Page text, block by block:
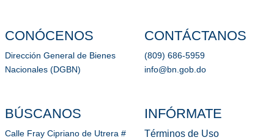
CONÓCENOS
Dirección General de Bienes
Nacionales (DGBN)
BÚSCANOS
Calle Fray Cipriano de Utrera #
CONTÁCTANOS
(809) 686-5959
info@bn.gob.do
INFÓRMATE
Términos de Uso